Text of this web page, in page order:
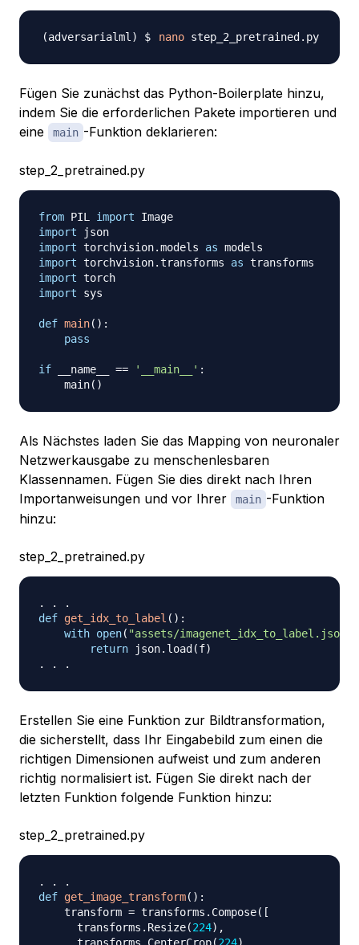
nano
Fügen Sie zunächst das Python-Boilerplate hinzu,
indem Sie die erforderlichen Pakete importieren und
eine
main -Funktion deklarieren:
step_2_pretrained.py
from PIL import
import
import torchvision.models as
import torchvision.transforms as
import
import sys
def main( ) :
pass
if __name__ == '__main__' :
    main
( )
Als Nächstes laden Sie das Mapping von neuronaler
Netzwerkausgabe zu menschenlesbaren
Klassennamen. Fügen Sie dies direkt nach Ihren
Importanweisungen und vor Ihrer
main -Funktion
hinzu:
step_2_pretrained.py
. .
.
def get_idx_to_label ( ) :
with open( "assets/imagenet_idx_to_label.json"
return json. load (f)
.
. .
Erstellen Sie eine Funktion zur Bildtransformation,
die sicherstellt, dass Ihr Eingabebild zum einen die
richtigen Dimensionen aufweist und zum anderen
richtig normalisiert ist. Fügen Sie direkt nach der
letzten Funktion folgende Funktion hinzu:
step_2_pretrained.py
. .
.
def get_image_transform( ) :
    transform
= transforms . Compose( [
      transforms
. Resize(224) ,
      transforms
CenterCrop(224)